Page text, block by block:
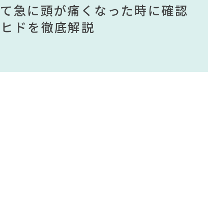
に入る？無印良品で買える有
アを一挙紹介
引っ越し業者に敬遠されてい
急に頭が痛くなった時に確認
ドを徹底解説
話題のインテリアスタイルか
ンテリアスタイル18選
に入る？無印良品で買える有
アを一挙紹介
引っ越し業者に敬遠されてい